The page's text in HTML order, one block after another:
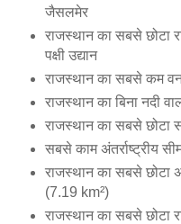
जैसलमेर
राजस्थान का सबसे छोटा
पक्षी उद्यान
राजस्थान का सबसे कम
राजस्थान का बिना नदी
राजस्थान का सबसे छोटा
सबसे काम अंतर्राष्ट्रीय
राजस्थान का सबसे छोटा
(7.19 km²)
राजस्थान का सबसे छोटा